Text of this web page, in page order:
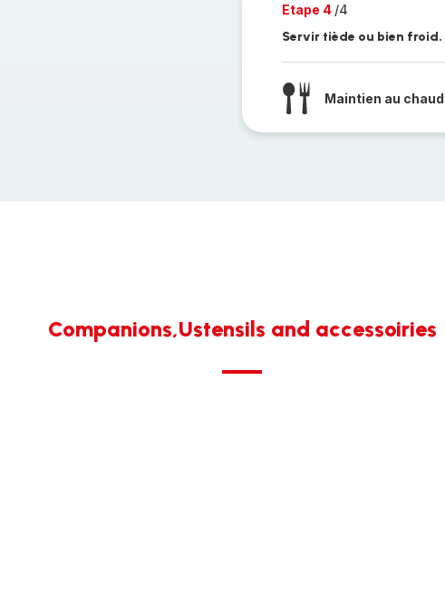
Etape 4 /4
Servir tiède ou bien froid.
Maintien au chaud
Companions,Ustensils and accessoiries